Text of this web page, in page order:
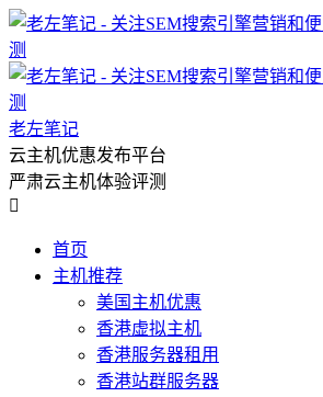
老左笔记
云主机优惠发布平台
严肃云主机体验评测

首页
主机推荐
美国主机优惠
香港虚拟主机
香港服务器租用
香港站群服务器